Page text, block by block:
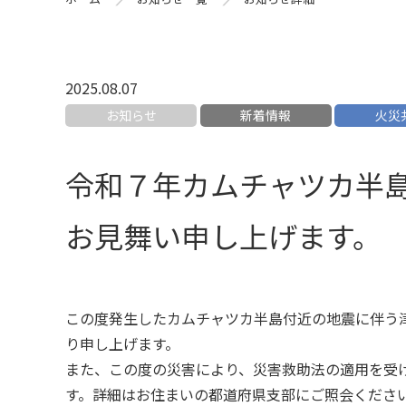
2025.08.07
お知らせ 新着情報 火災
令和７年カムチャツカ半
お見舞い申し上げます。
この度発生したカムチャツカ半島付近の地震に伴
り申し上げます。
また、この度の災害により、災害救助法の適用を
す。詳細はお住まいの都道府県支部にご照会くださ